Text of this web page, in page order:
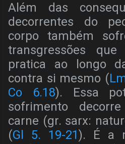
Além das
decorrentes do
corpo também
transgressões
pratica ao longo
contra si mesmo (
Co 6.18). Essa
sofrimento
carne (gr. sarx:
(Gl 5. 19-21). É a